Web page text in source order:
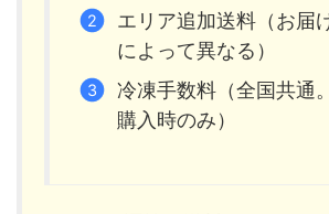
エリア追加送料（お届
によって異なる）
冷凍手数料（全国共通
購入時のみ）